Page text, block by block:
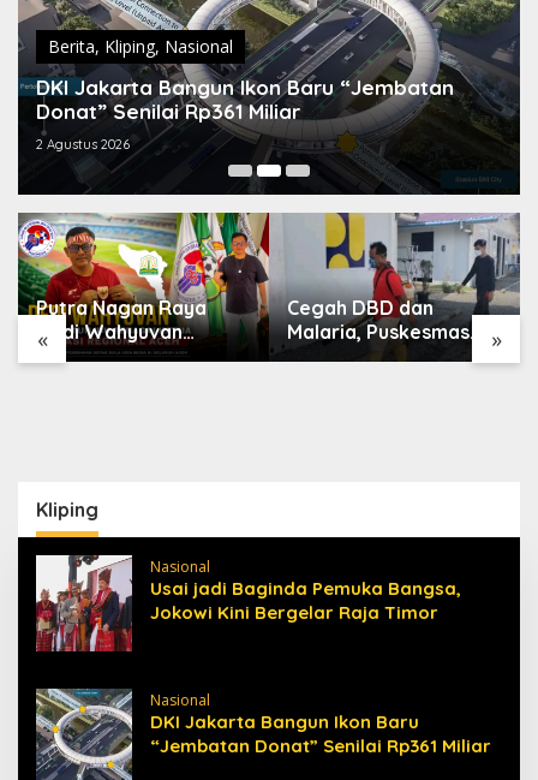
Berita, Kliping, Nasional
DKI Jakarta Bangun Ikon Baru “Jembatan
Donat” Senilai Rp361 Miliar
2 Agustus 2026
« »
Putra Nagan Raya
Dedi Wahyuvan
Ditunjuk sebagai
Cegah DBD dan
Malaria, Puskesmas
Karang Baru Fogging
Kliping
Nasional
Usai jadi Baginda Pemuka Bangsa,
Jokowi Kini Bergelar Raja Timor
Nasional
DKI Jakarta Bangun Ikon Baru
“Jembatan Donat” Senilai Rp361 Miliar